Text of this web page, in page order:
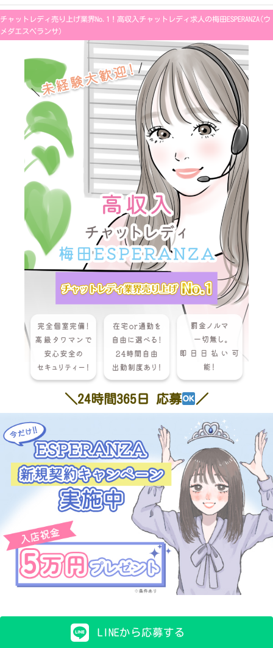
容
を
ス
チャットレディ売り上げ業界No.1！高収入チャットレディ求人の梅田ESPERANZA(ウ
メダエスペランサ)
＼24時間365日 応募 ／
LINEから応募する